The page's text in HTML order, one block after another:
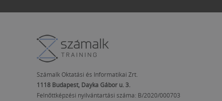
Számalk Oktatási és Informatikai Zrt.
1118 Budapest, Dayka Gábor u. 3.
Felnőttképzési nyilvántartási száma: B/2020/000703